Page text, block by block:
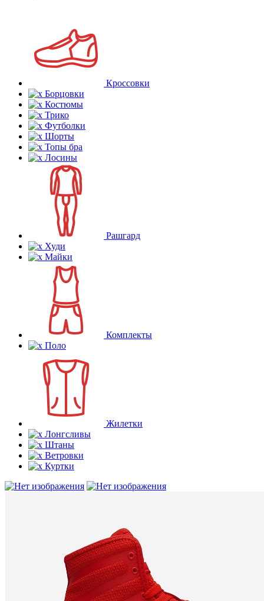
Кроссовки
Борцовки
Костюмы
Трико
Футболки
Шорты
Топы бра
Лосины
Рашгард
Худи
Майки
Комплекты
Поло
Жилетки
Лонгсливы
Штаны
Ветровки
Куртки